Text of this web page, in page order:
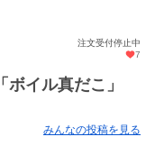
注文受付停止中
7
イル真だこ」
みんなの投稿を見る